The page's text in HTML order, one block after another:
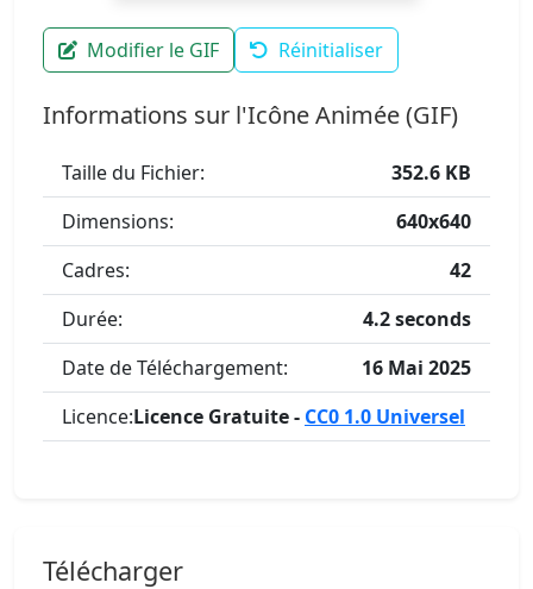
Modifier le GIF Réinitialiser
Informations sur l'Icône Animée (GIF)
Taille du Fichier:
352.6 KB
Dimensions:
640x640
Cadres:
42
Durée:
4.2 seconds
Date de Téléchargement:
16 Mai 2025
Licence:Licence Gratuite - CC0 1.0 Universel
Télécharger